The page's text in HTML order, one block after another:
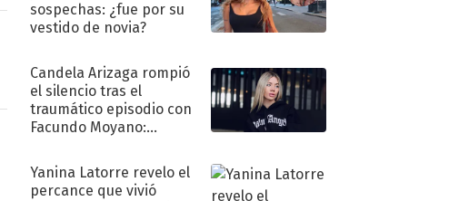
sospechas: ¿fue por su
vestido de novia?
Candela Arizaga rompió
el silencio tras el
traumático episodio con
Facundo Moyano:
Yanina Latorre revelo el
percance que vivió